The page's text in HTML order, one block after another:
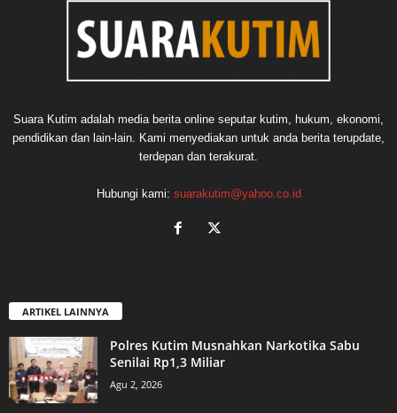
Suara Kutim adalah media berita online seputar kutim, hukum, ekonomi,
pendidikan dan lain-lain. Kami menyediakan untuk anda berita terupdate,
terdepan dan terakurat.
Hubungi kami: suarakutim@yahoo.co.id
ARTIKEL LAINNYA
Polres Kutim Musnahkan Narkotika Sabu
Senilai Rp1,3 Miliar
Agu 2, 2026